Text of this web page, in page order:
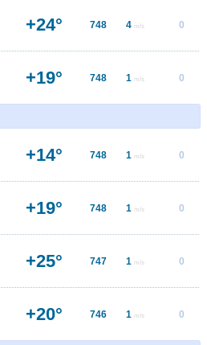
+24° 748 4 m/s 0
+19° 748 1 m/s 0
+14° 748 1 m/s 0
+19° 748 1 m/s 0
+25° 747 1 m/s 0
+20° 746 1 m/s 0